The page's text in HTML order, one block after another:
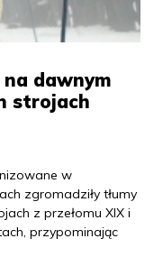
dawnym
strojach
w
zgromadziły tłumy
z przełomu XIX i
przypominając